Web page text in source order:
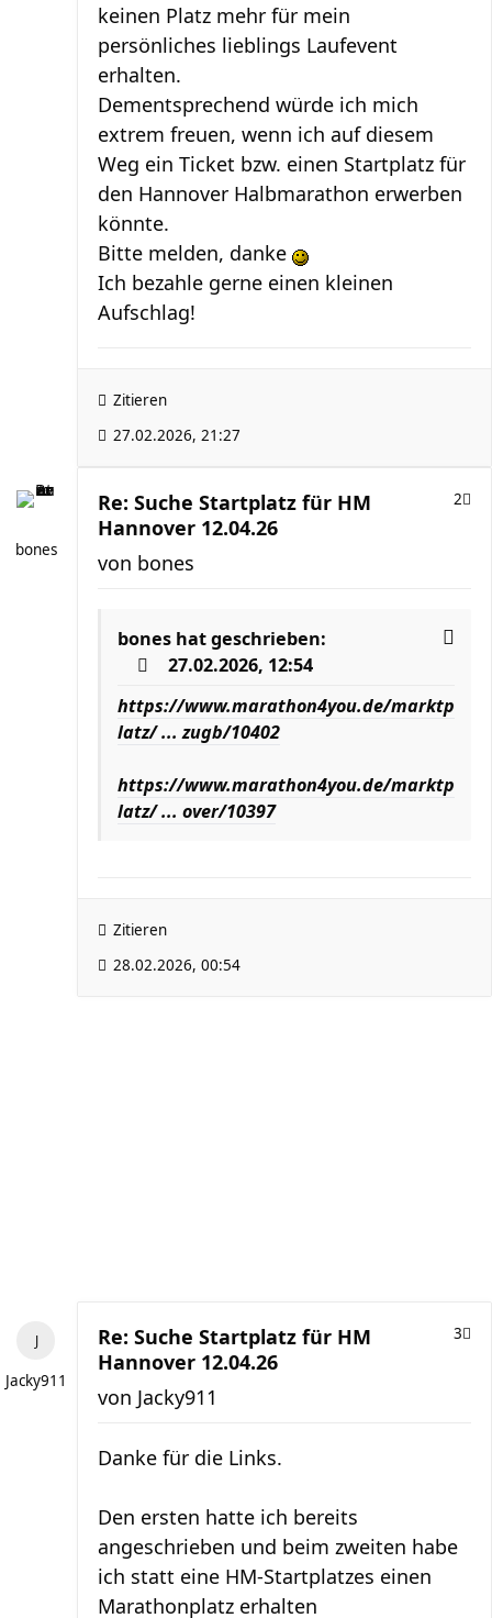
keinen Platz mehr für mein
persönliches lieblings Laufevent
erhalten.
Dementsprechend würde ich mich
extrem freuen, wenn ich auf diesem
Weg ein Ticket bzw. einen Startplatz für
den Hannover Halbmarathon erwerben
könnte.
Bitte melden, danke
Ich bezahle gerne einen kleinen
Aufschlag!
Zitieren
27.02.2026, 21:27
bones
Re: Suche Startplatz für HM
Hannover 12.04.26
2
von bones
bones hat geschrieben:
27.02.2026, 12:54
https://www.marathon4you.de/marktp
latz/ ... zugb/10402
https://www.marathon4you.de/marktp
latz/ ... over/10397
Zitieren
28.02.2026, 00:54
Jacky911
Re: Suche Startplatz für HM
Hannover 12.04.26
3
von Jacky911
Danke für die Links.
Den ersten hatte ich bereits
angeschrieben und beim zweiten habe
ich statt eine HM-Startplatzes einen
Marathonplatz erhalten